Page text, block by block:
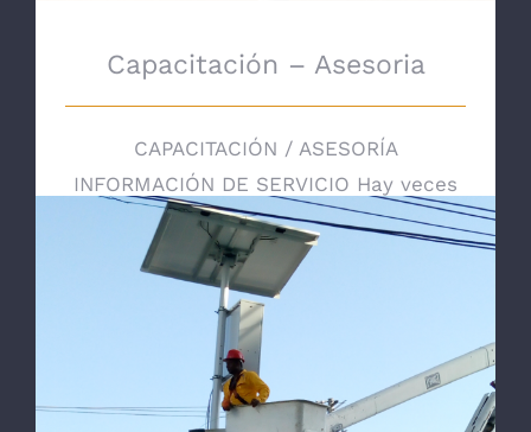
Capacitación – Asesoria
CAPACITACIÓN / ASESORÍA
INFORMACIÓN DE SERVICIO Hay veces
que todos necesitamos una ayuda
extra y la mejor persona para guiarnos
vendrían siendo los expertos en materi
[...]
Diseño de proyectos eléctricos y solares